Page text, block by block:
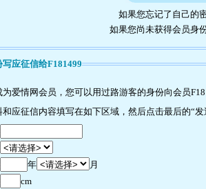
如果您忘记了自己的
如果您尚未获得会员身
应征信给F181499
爱情网会员，您可以用过路游客的身份向会员
应征信内容填写在如下区域，然后点击最后的“
年
月
cm